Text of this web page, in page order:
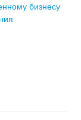
бизнесу